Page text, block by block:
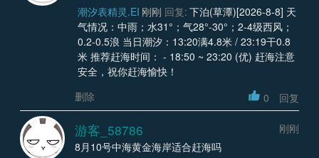
潮汐表精灵.EI 刚刚 回复: 下泊(草潭)[2026-8-8] 天
气情况：中雨；水31°；气28°-30°；2-4级西风；
0.2-0.5浪 当日潮汐：13:20满4.8米 / 23:19干0.8
米 推荐赶海时间： - 18:50 ~ 23:20 (优) 赶海注意
安全，祝你赶海愉快！
删除
0 回复
游客_58786
刚刚
8月10号中海黄金海岸适合赶海吗